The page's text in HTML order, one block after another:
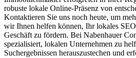
robuste lokale Online-Präsenz von
Kontaktieren Sie uns noch heute, um
wir Ihnen helfen können, Ihr lokales
Geschäft zu fördern. Bei Nabenhauer
spezialisiert, lokalen Unternehmen zu
Suchergebnissen herauszustechen und